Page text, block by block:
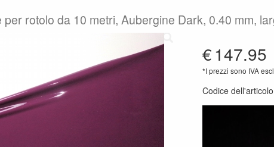
per rotolo da 10 metri, Aubergine Dark, 0.40 mm,
€147.95
*I prezzi sono IVA
Codice dell'articolo